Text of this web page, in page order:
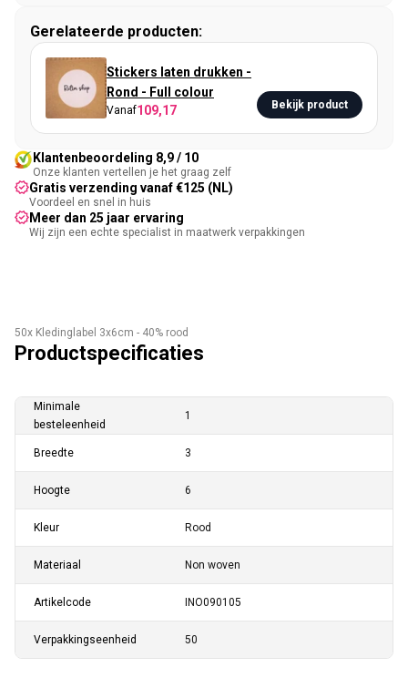
Gerelateerde producten:
Stickers laten drukken -
Rond - Full colour
Vanaf109,17 Bekijk product
Klantenbeoordeling 8,9 / 10
Onze klanten vertellen je het graag zelf
Gratis verzending vanaf €125 (NL)
Voordeel en snel in huis
Meer dan 25 jaar ervaring
Wij zijn een echte specialist in maatwerk verpakkingen
50x Kledinglabel 3x6cm - 40% rood
Productspecificaties
Minimale
besteleenheid
1
Breedte 3
Hoogte 6
Kleur Rood
Materiaal Non woven
Artikelcode INO090105
Verpakkingseenheid 50